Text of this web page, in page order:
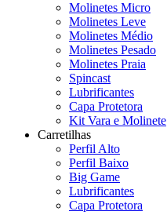
Molinetes Micro
Molinetes Leve
Molinetes Médio
Molinetes Pesado
Molinetes Praia
Spincast
Lubrificantes
Capa Protetora
Kit Vara e Molinete
Carretilhas
Perfil Alto
Perfil Baixo
Big Game
Lubrificantes
Capa Protetora